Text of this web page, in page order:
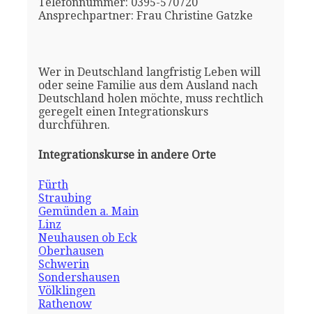
Ansprechpartner: Frau Christine Gatzke
Wer in Deutschland langfristig Leben will
oder seine Familie aus dem Ausland nach
Deutschland holen möchte, muss rechtlich
geregelt einen Integrationskurs
durchführen.
Integrationskurse in andere Orte
Fürth
Straubing
Gemünden a. Main
Linz
Neuhausen ob Eck
Oberhausen
Schwerin
Sondershausen
Völklingen
Rathenow